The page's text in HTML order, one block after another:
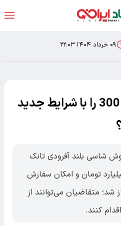
۰۹ خرداد ۱۴۰۴ ۲۲:۰۳
چگونه خودرو تانک 300 را با شرایط جدید
فروش شاسی بلند آفرودی تانک
تومان و امکان سفارش
شد؛ متقاضیان می‌توانند از